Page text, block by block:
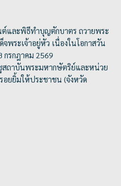
และพิธีทำบุญตักบาตร ถวายพระ
พระเจ้าอยู่หัว เนื่องในโอกาสวัน
รกฎาคม 2569
สถาบันพระมหากษัตริย์และหน่วย
อยยิ้มให้ประชาชน (จังหวัด